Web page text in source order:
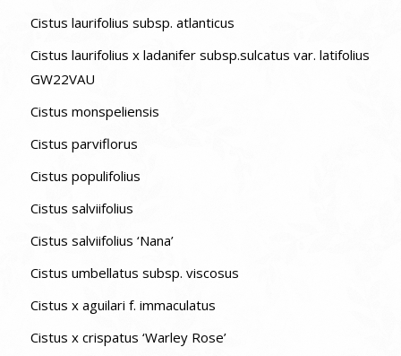
Cistus laurifolius subsp. atlanticus
Cistus laurifolius x ladanifer subsp.sulcatus var. latifolius
GW22VAU
Cistus monspeliensis
Cistus parviflorus
Cistus populifolius
Cistus salviifolius
Cistus salviifolius ‘Nana’
Cistus umbellatus subsp. viscosus
Cistus x aguilari f. immaculatus
Cistus x crispatus ‘Warley Rose’